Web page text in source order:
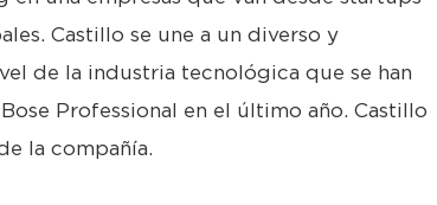
Castillo se une a un diverso y
de la industria tecnológica que se han
Professional en el último año. Castillo
la compañía.